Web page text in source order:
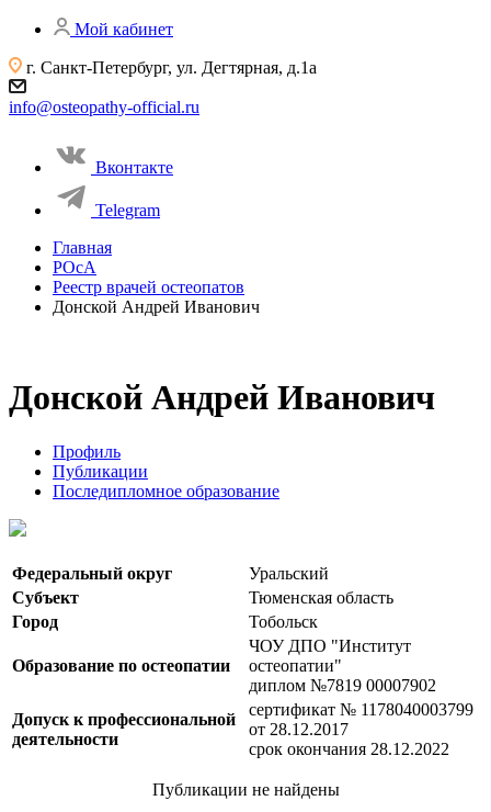
Мой кабинет
г. Санкт-Петербург, ул. Дегтярная, д.1а
info@osteopathy-official.ru
Вконтакте
Telegram
Главная
РОсА
Реестр врачей остеопатов
Донской Андрей Иванович
Донской Андрей Иванович
Профиль
Публикации
Последипломное образование
Федеральный округ
Уральский
Субъект
Тюменская область
Город
Тобольск
Образование по остеопатии
ЧОУ ДПО "Институт
остеопатии"
диплом №7819 00007902
Допуск к профессиональной
деятельности
сертификат № 1178040003799
от 28.12.2017
срок окончания 28.12.2022
Публикации не найдены